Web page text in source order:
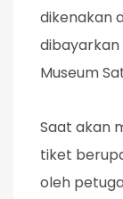
dikenakan
Museum
Saat akan
tiket
oleh